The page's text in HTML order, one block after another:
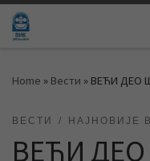
Skip to content
Home » Вести » ВЕЋИ ДЕО
ВЕСТИ НАЈНОВИЈЕ
ВЕЋИ